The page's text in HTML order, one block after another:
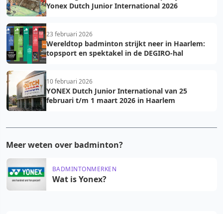
Yonex Dutch Junior International 2026
23 februari 2026
Wereldtop badminton strijkt neer in Haarlem:
topsport en spektakel in de DEGIRO-hal
10 februari 2026
YONEX Dutch Junior International van 25
februari t/m 1 maart 2026 in Haarlem
Meer weten over badminton?
BADMINTONMERKEN
Wat is Yonex?